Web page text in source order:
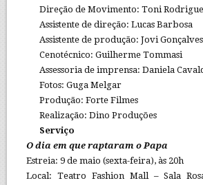
Direção de Movimento: Toni
Assistente de direção: Lucas Barbosa
Assistente de produção: Jovi Gonçalves
Cenotécnico: Guilherme Tommasi
Assessoria de imprensa: Daniela
Fotos: Guga Melgar
Produção: Forte Filmes
Realização: Dino Produções
Serviço
O dia em que raptaram o Papa
Estreia: 9 de maio (sexta-feira), às 20h
Local: Teatro Fashion Mall – Sala